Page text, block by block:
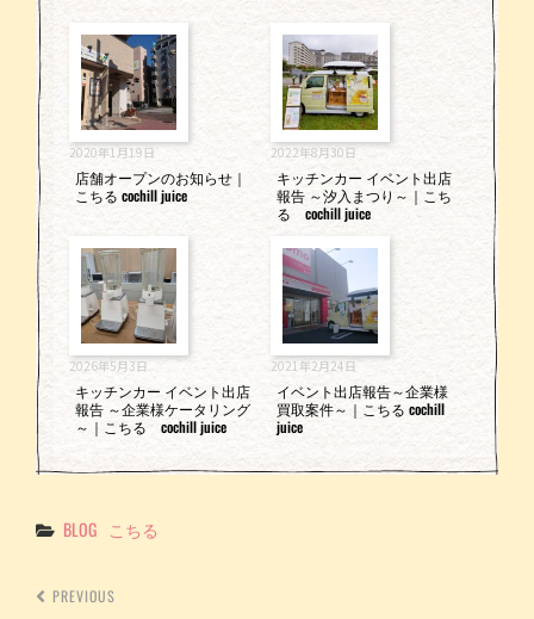
2020年1月19日
店舗オープンのお知らせ｜
こちる cochill juice
2022年8月30日
キッチンカー イベント出店
報告 ～汐入まつり～｜こち
る cochill juice
2026年5月3日
キッチンカー イベント出店
報告 ～企業様ケータリング
～｜こちる cochill juice
2021年2月24日
イベント出店報告～企業様
買取案件～｜こちる cochill
juice
Categories
BLOG こちる
PREVIOUS